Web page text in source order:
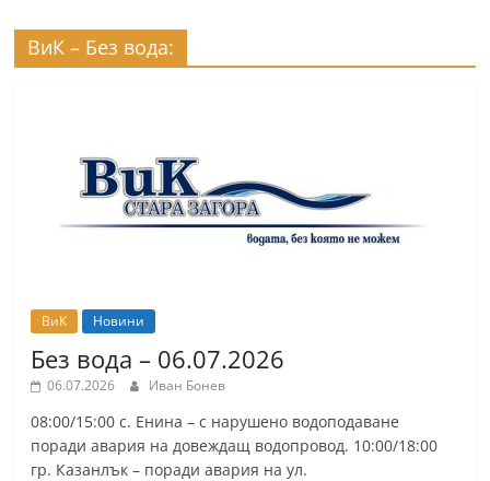
ВиК – Без вода:
ВиК Новини
Без вода – 06.07.2026
06.07.2026 Иван Бонев
08:00/15:00 с. Енина – с нарушено водоподаване
поради авария на довеждащ водопровод. 10:00/18:00
гр. Казанлък – поради авария на ул.